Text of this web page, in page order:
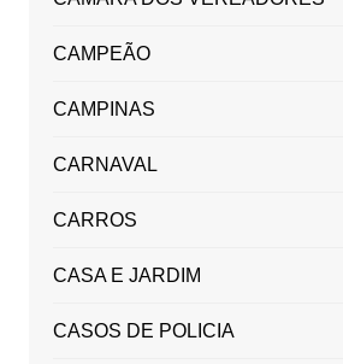
CAMPEÃO
CAMPINAS
CARNAVAL
CARROS
CASA E JARDIM
CASOS DE POLICIA